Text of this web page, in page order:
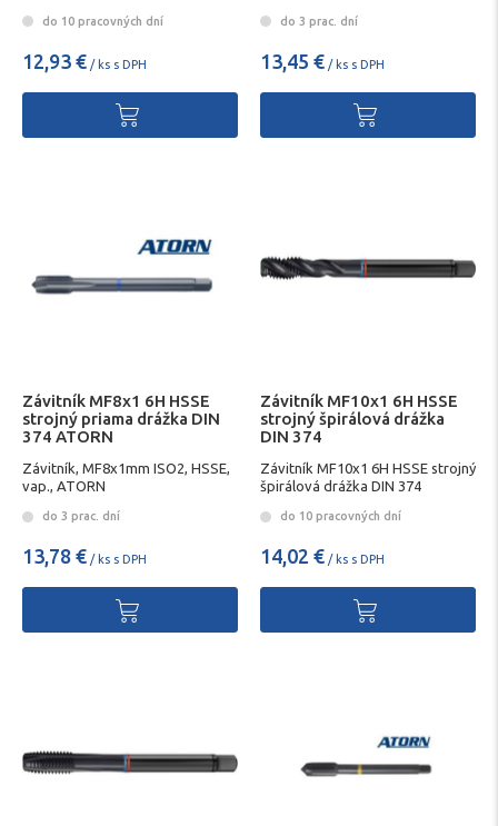
do 10 pracovných dní
12,93 € / ks s DPH
do 3 prac. dní
13,45 € / ks s DPH
Závitník MF8x1 6H HSSE
strojný priama drážka DIN
374 ATORN
Závitník, MF8x1mm ISO2, HSSE,
vap., ATORN
do 3 prac. dní
13,78 € / ks s DPH
Závitník MF10x1 6H HSSE
strojný špirálová drážka
DIN 374
Závitník MF10x1 6H HSSE strojný
špirálová drážka DIN 374
do 10 pracovných dní
14,02 € / ks s DPH